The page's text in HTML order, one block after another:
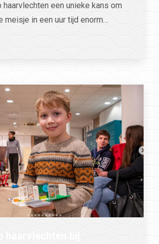
een unieke kans om
meisje in een uur tijd enorm…